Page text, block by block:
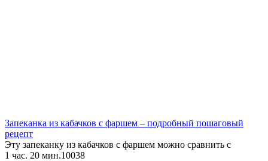
Запеканка из кабачков с фаршем – подробный пошаговый
рецепт
Эту запеканку из кабачков с фаршем можно сравнить с
1 час. 20 мин.10038